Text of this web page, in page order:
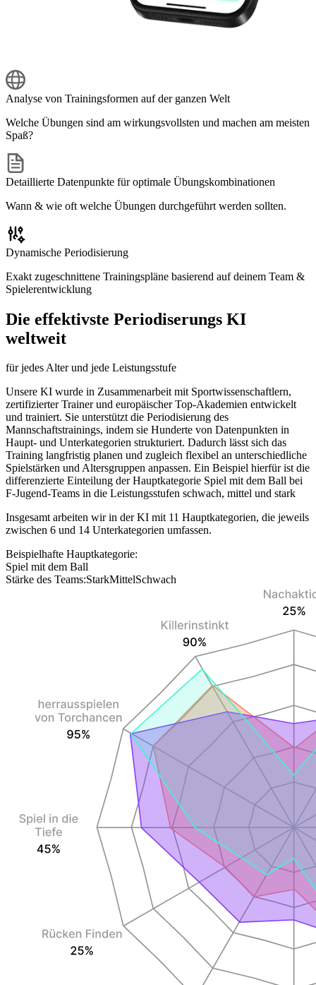
Analyse von Trainingsformen auf der ganzen Welt
Welche Übungen sind am wirkungsvollsten und machen am meisten
Spaß?
Detaillierte Datenpunkte für optimale Übungskombinationen
Wann & wie oft welche Übungen durchgeführt werden sollten.
Dynamische Periodisierung
Exakt zugeschnittene Trainingspläne basierend auf deinem Team &
Spielerentwicklung
Die effektivste Periodiserungs KI
weltweit
für jedes Alter und jede Leistungsstufe
Unsere KI wurde in Zusammenarbeit mit Sportwissenschaftlern,
zertifizierter Trainer und europäischer Top-Akademien entwickelt
und trainiert. Sie unterstützt die Periodisierung des
Mannschaftstrainings, indem sie Hunderte von Datenpunkten in
Haupt- und Unterkategorien strukturiert. Dadurch lässt sich das
Training langfristig planen und zugleich flexibel an unterschiedliche
Spielstärken und Altersgruppen anpassen. Ein Beispiel hierfür ist die
differenzierte Einteilung der Hauptkategorie Spiel mit dem Ball bei
F-Jugend-Teams in die Leistungsstufen schwach, mittel und stark
Insgesamt arbeiten wir in der KI mit 11 Hauptkategorien, die jeweils
zwischen 6 und 14 Unterkategorien umfassen.
Beispielhafte Hauptkategorie:
Spiel mit dem Ball
Stärke des Teams:StarkMittelSchwach